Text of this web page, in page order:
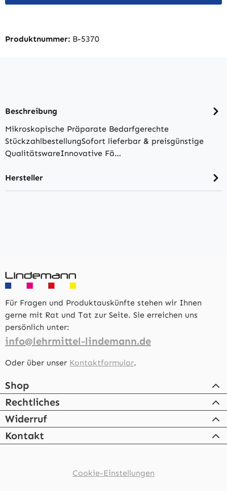
Produktnummer: B-5370
Beschreibung
Mikroskopische Präparate Bedarfgerechte
StückzahlbestellungSofort lieferbar & preisgünstige
QualitätswareInnovative Fä…
Hersteller
Für Fragen und Produktauskünfte stehen wir Ihnen
gerne mit Rat und Tat zur Seite. Sie erreichen uns
persönlich unter:
info@lehrmittel-lindemann.de
Oder über unser Kontaktformular.
Shop
Rechtliches
Widerruf
Kontakt
Cookie-Einstellungen